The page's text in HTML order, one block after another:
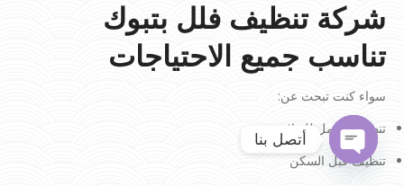
شركة تنظيف فلل بتبوك
تناسب جميع الاحتياجات
سواء كنت تبحث عن:
تنظيف شامل للفيلا
تنظيف قبل السكن
أتصل بنا
Open